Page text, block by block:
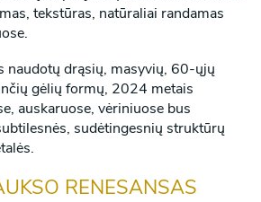
tekstūras, natūraliai randamas
naudotų drąsių, masyvių, 60-ųjų
gėlių formų, 2024 metais
auskaruose, vėriniuose bus
sudėtingesnių struktūrų
RENESANSAS